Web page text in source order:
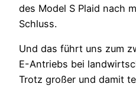
des Model S Plaid nach
Schluss.
Und das führt uns zum
E-Antriebs bei
Trotz großer und damit